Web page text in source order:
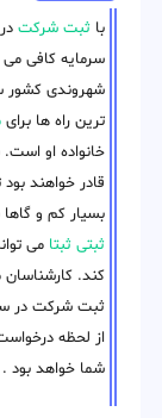
با ثبت شرکت
سرمایه کافی می
شهروندی کشور
ترین راه ها برای
خانواده او است.
قادر خواهند
بسیار کم و
ثبتی ثبتا می
ثبت شرکت در
از لحظه
شما خواهد بود .